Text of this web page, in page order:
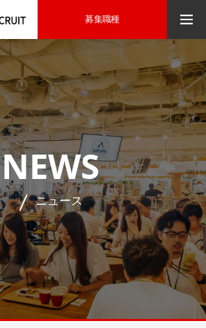
募集職種
NEWS
ニュース